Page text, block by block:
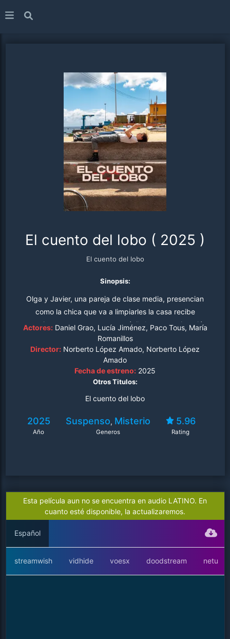
El cuento del lobo ( 2025 )
El cuento del lobo
Sinopsis:
Olga y Javier, una pareja de clase media, presencian
como la chica que va a limpiarles la casa recibe
mensajes amenazantes en su móvil. Ante esta situación,
deciden intervenir, enfrentándose así a un repentino
cambio de vida. La aparición del padre de la chica, las
dudas y las diferencias cada vez generan más
interrogantes en una situación complicada de resolver.
Actores: Daniel Grao, Lucía Jiménez, Paco Tous, María
Romanillos
Director: Norberto López Amado, Norberto López
Amado
Fecha de estreno: 2025
Otros Titulos:
El cuento del lobo
2025
Año
Suspenso, Misterio
Generos
5.96
Rating
Esta película aun no se encuentra en audio LATINO. En
cuanto esté disponible, la actualizaremos.
Español
streamwish vidhide voesx doodstream netu